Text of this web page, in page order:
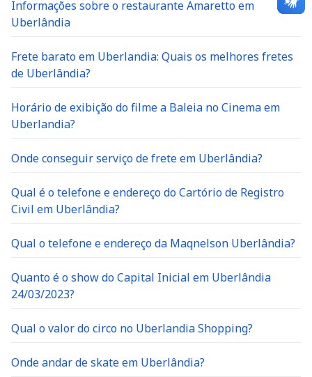
Informações sobre o restaurante Amaretto em
Uberlândia
Frete barato em Uberlandia: Quais os melhores fretes
de Uberlândia?
Horário de exibição do filme a Baleia no Cinema em
Uberlandia?
Onde conseguir serviço de frete em Uberlândia?
Qual é o telefone e endereço do Cartório de Registro
Civil em Uberlândia?
Qual o telefone e endereço da Maqnelson Uberlândia?
Quanto é o show do Capital Inicial em Uberlândia
24/03/2023?
Qual o valor do circo no Uberlandia Shopping?
Onde andar de skate em Uberlândia?